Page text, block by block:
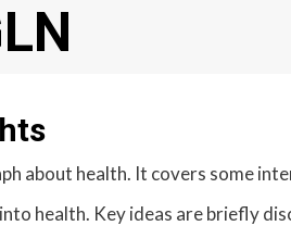
about health. It covers some
health. Key ideas are briefly